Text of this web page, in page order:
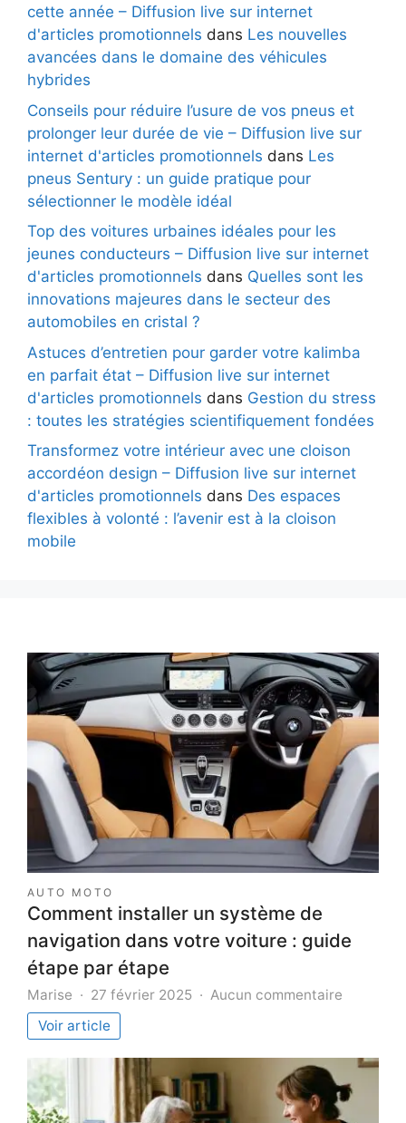
cette année – Diffusion live sur internet
d'articles promotionnels dans Les nouvelles
avancées dans le domaine des véhicules
hybrides
Conseils pour réduire l’usure de vos pneus et
prolonger leur durée de vie – Diffusion live sur
internet d'articles promotionnels dans Les
pneus Sentury : un guide pratique pour
sélectionner le modèle idéal
Top des voitures urbaines idéales pour les
jeunes conducteurs – Diffusion live sur internet
d'articles promotionnels dans Quelles sont les
innovations majeures dans le secteur des
automobiles en cristal ?
Astuces d’entretien pour garder votre kalimba
en parfait état – Diffusion live sur internet
d'articles promotionnels dans Gestion du stress
: toutes les stratégies scientifiquement fondées
Transformez votre intérieur avec une cloison
accordéon design – Diffusion live sur internet
d'articles promotionnels dans Des espaces
flexibles à volonté : l’avenir est à la cloison
mobile
AUTO MOTO
Comment installer un système de
navigation dans votre voiture : guide
étape par étape
Marise 27 février 2025 Aucun commentaire
système
de
Voir article